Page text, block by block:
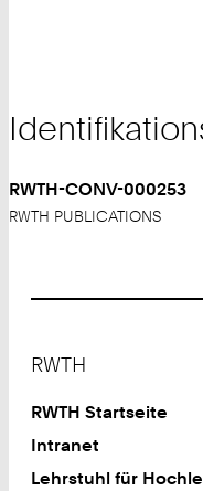
RWTH-CONV-000253
RWTH PUBLICATIONS
RWTH
RWTH Startseite
Intranet
Lehrstuhl für